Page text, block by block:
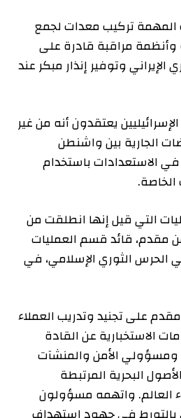
تركيب معدات لجمع
وأنظمة مراقبة قادرة على
وتوفير إنذار مبكر عند
يعتقدون أنه من غير
الجارية بين واشنطن
الاستعدادات باستخدام
التي قيل إنها انطلقت من
مقدم، قائد قسم العمليات
الحرس الثوري الإسلامي، في
على تجنيد وتدريب العملاء
الاستخبارية عن القادة
ومسؤولي الأمن والمنشآت
البحرية المرتبطة
العالم. واتهمه مسؤولون